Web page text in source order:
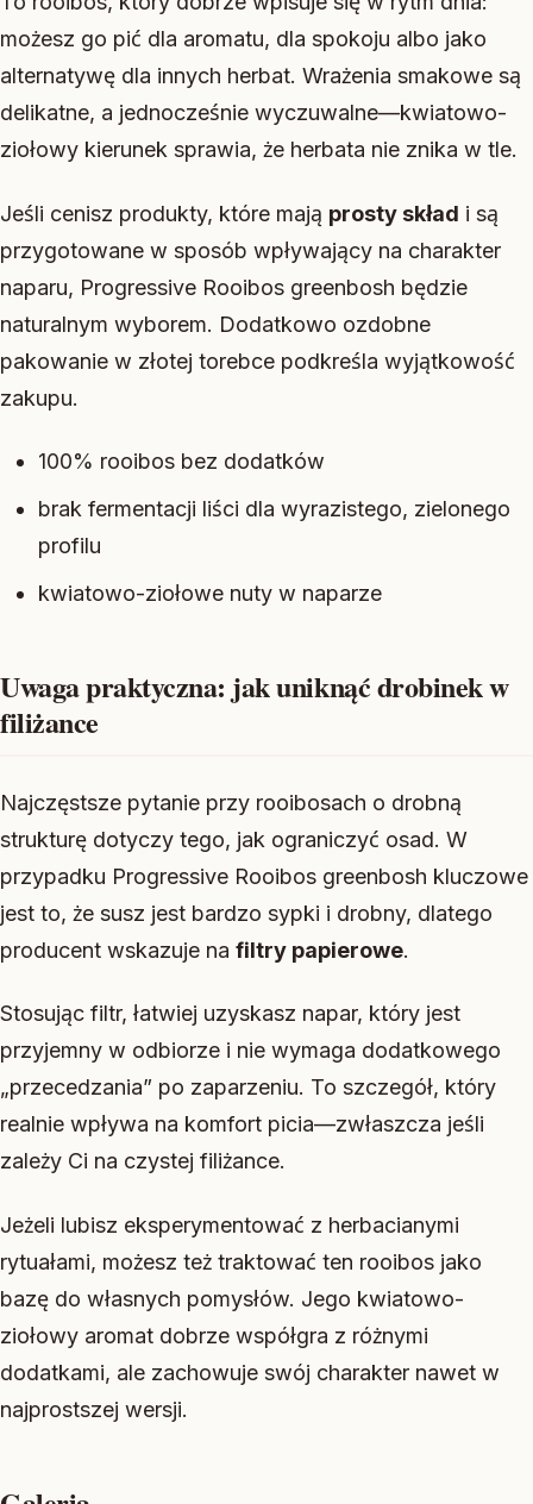
możesz go pić dla aromatu, dla spokoju albo jako
alternatywę dla innych herbat. Wrażenia smakowe są
delikatne, a jednocześnie wyczuwalne—kwiatowo-
ziołowy kierunek sprawia, że herbata nie znika w tle.
Jeśli cenisz produkty, które mają prosty skład i są
przygotowane w sposób wpływający na charakter
naparu, Progressive Rooibos greenbosh będzie
naturalnym wyborem. Dodatkowo ozdobne
pakowanie w złotej torebce podkreśla wyjątkowość
zakupu.
100% rooibos bez dodatków
brak fermentacji liści dla wyrazistego, zielonego
profilu
kwiatowo-ziołowe nuty w naparze
Uwaga praktyczna: jak uniknąć drobinek w
filiżance
Najczęstsze pytanie przy rooibosach o drobną
strukturę dotyczy tego, jak ograniczyć osad. W
przypadku Progressive Rooibos greenbosh kluczowe
jest to, że susz jest bardzo sypki i drobny, dlatego
producent wskazuje na filtry papierowe.
Stosując filtr, łatwiej uzyskasz napar, który jest
przyjemny w odbiorze i nie wymaga dodatkowego
„przecedzania” po zaparzeniu. To szczegół, który
realnie wpływa na komfort picia—zwłaszcza jeśli
zależy Ci na czystej filiżance.
Jeżeli lubisz eksperymentować z herbacianymi
rytuałami, możesz też traktować ten rooibos jako
bazę do własnych pomysłów. Jego kwiatowo-
ziołowy aromat dobrze współgra z różnymi
dodatkami, ale zachowuje swój charakter nawet w
najprostszej wersji.